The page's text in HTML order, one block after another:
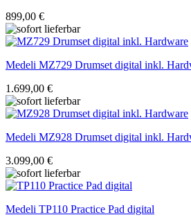
899,00 €
Medeli MZ729 Drumset digital inkl.
1.699,00 €
Medeli MZ928 Drumset digital inkl.
3.099,00 €
Medeli TP110 Practice Pad digital